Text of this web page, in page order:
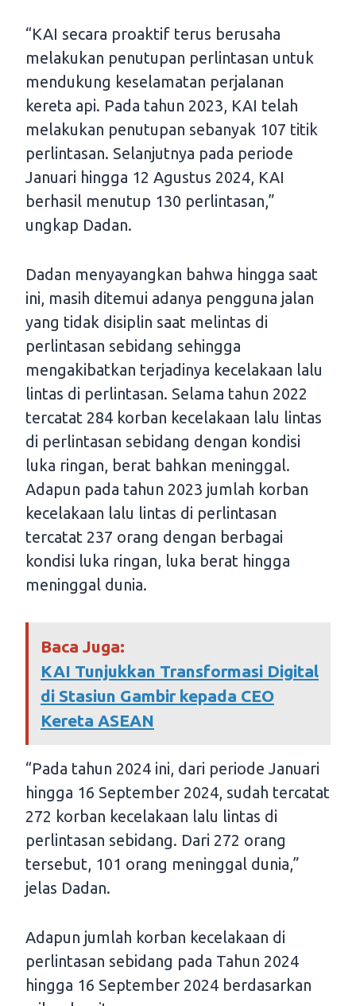
“KAI secara proaktif terus berusaha
melakukan penutupan perlintasan untuk
mendukung keselamatan perjalanan
kereta api. Pada tahun 2023, KAI telah
melakukan penutupan sebanyak 107 titik
perlintasan. Selanjutnya pada periode
Januari hingga 12 Agustus 2024, KAI
berhasil menutup 130 perlintasan,”
ungkap Dadan.
Dadan menyayangkan bahwa hingga saat
ini, masih ditemui adanya pengguna jalan
yang tidak disiplin saat melintas di
perlintasan sebidang sehingga
mengakibatkan terjadinya kecelakaan lalu
lintas di perlintasan. Selama tahun 2022
tercatat 284 korban kecelakaan lalu lintas
di perlintasan sebidang dengan kondisi
luka ringan, berat bahkan meninggal.
Adapun pada tahun 2023 jumlah korban
kecelakaan lalu lintas di perlintasan
tercatat 237 orang dengan berbagai
kondisi luka ringan, luka berat hingga
meninggal dunia.
Baca Juga:
KAI Tunjukkan Transformasi Digital
di Stasiun Gambir kepada CEO
Kereta ASEAN
“Pada tahun 2024 ini, dari periode Januari
hingga 16 September 2024, sudah tercatat
272 korban kecelakaan lalu lintas di
perlintasan sebidang. Dari 272 orang
tersebut, 101 orang meninggal dunia,”
jelas Dadan.
Adapun jumlah korban kecelakaan di
perlintasan sebidang pada Tahun 2024
hingga 16 September 2024 berdasarkan